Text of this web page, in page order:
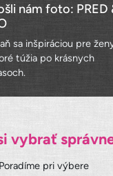
nám foto: PRED
sa inšpiráciou pre
túžia po krásnych
vybrať
Poradíme pri výbere